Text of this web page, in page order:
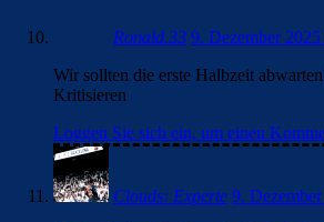
Ronald.33 9. Dezember
Wir sollten die erste Halbzeit
Kritisieren
Loggen Sie sich ein, um einen
Clouds: Experte 9.